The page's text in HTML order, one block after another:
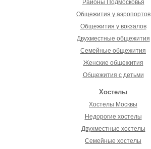
Районы Подмосковья
Общежития у аэропортов
Общежития у вокзалов
Двухместные общежития
Семейные общежития
Женские общежития
Общежития с детьми
Хостелы
Хостелы Москвы
Недорогие хостелы
Двухместные хостелы
Семейные хостелы